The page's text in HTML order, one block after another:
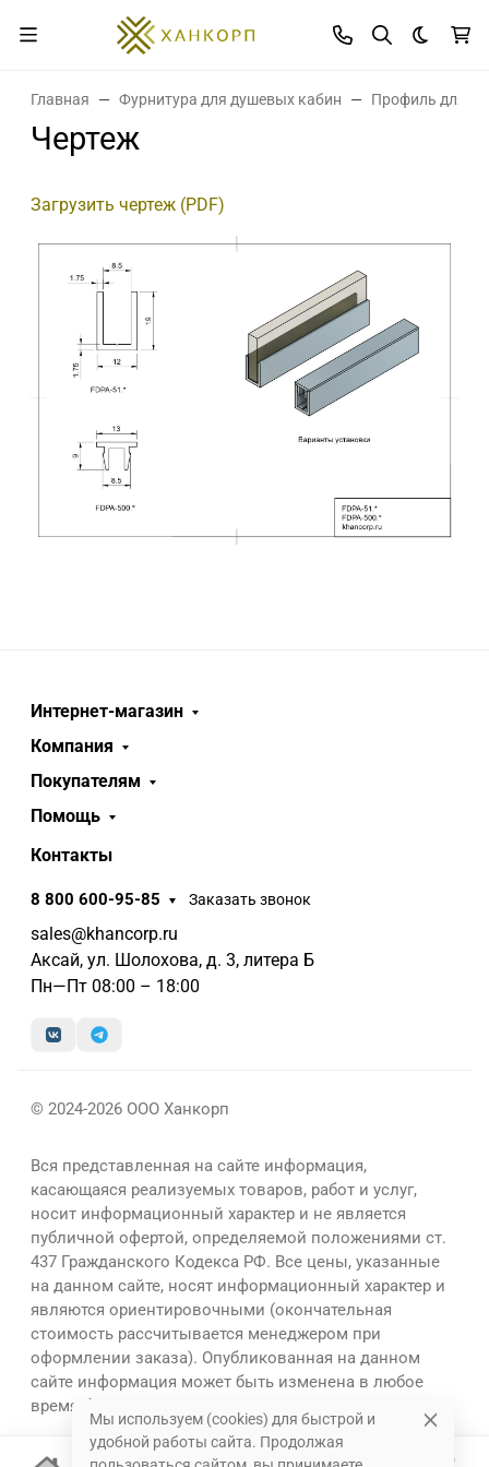
Темная
Главная Фурнитура для душевых кабин Профиль для
Чертеж
Загрузить чертеж (PDF)
Интернет-магазин
Компания
Покупателям
Помощь
Контакты
8 800 600-95-85 Заказать звонок
sales@khancorp.ru
Аксай, ул. Шолохова, д. 3, литера Б
Пн—Пт 08:00 – 18:00
© 2024-2026 ООО Ханкорп
Вся представленная на сайте информация,
касающаяся реализуемых товаров, работ и услуг,
носит информационный характер и не является
публичной офертой, определяемой положениями ст.
437 Гражданского Кодекса РФ. Все цены, указанные
на данном сайте, носят информационный характер и
являются ориентировочными (окончательная
стоимость рассчитывается менеджером при
оформлении заказа). Опубликованная на данном
сайте информация может быть изменена в любое
время без предварительного уведомления.
Мы используем (cookies) для быстрой и
удобной работы сайта. Продолжая